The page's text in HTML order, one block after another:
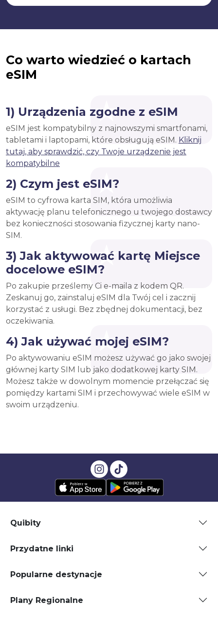
Co warto wiedzieć o kartach
eSIM
1) Urządzenia zgodne z eSIM
eSIM jest kompatybilny z najnowszymi smartfonami,
tabletami i laptopami, które obsługują eSIM. Kliknij
tutaj, aby sprawdzić, czy Twoje urządzenie jest
kompatybilne
2) Czym jest eSIM?
eSIM to cyfrowa karta SIM, która umożliwia
aktywację planu telefonicznego u twojego dostawcy
bez konieczności stosowania fizycznej karty nano-
SIM.
3) Jak aktywować kartę Miejsce
docelowe eSIM?
Po zakupie prześlemy Ci e-maila z kodem QR.
Zeskanuj go, zainstaluj eSIM dla Twój cel i zacznij
korzystać z usługi. Bez zbędnej dokumentacji, bez
oczekiwania.
4) Jak używać mojej eSIM?
Po aktywowaniu eSIM możesz używać go jako swojej
głównej karty SIM lub jako dodatkowej karty SIM.
Możesz także w dowolnym momencie przełączać się
pomiędzy kartami SIM i przechowywać wiele eSIM w
swoim urządzeniu.
Quibity
Przydatne linki
Popularne destynacje
Plany Regionalne